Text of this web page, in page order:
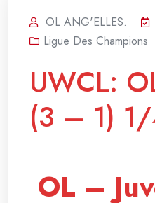
OL ANG'ELLES.
Ligue Des Champions
UWCL:
(3 – 1)
OL –